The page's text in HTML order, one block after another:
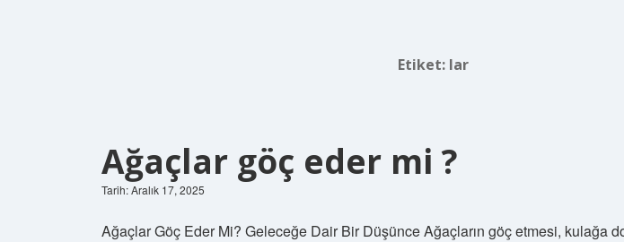
Etiket: lar
Ağaçlar göç eder mi ?
Tarih: Aralık 17, 2025
Ağaçlar Göç Eder Mi? Geleceğe Dair Bir Düşünce Ağaçların göç etmesi, kulağa